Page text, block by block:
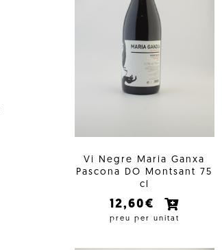
Vi Negre Maria Ganxa
Pascona DO Montsant 75
cl
12,60€
preu per unitat